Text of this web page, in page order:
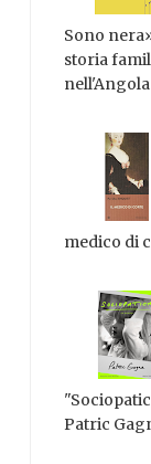
Sono
storia
medico di
Patric